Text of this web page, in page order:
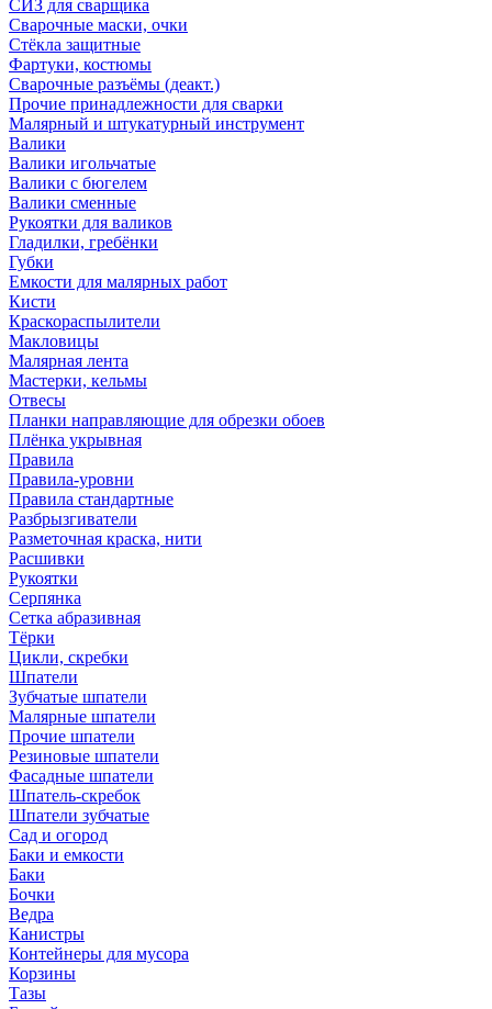
СИЗ для сварщика
Сварочные маски, очки
Стёкла защитные
Фартуки, костюмы
Сварочные разъёмы (деакт.)
Прочие принадлежности для сварки
Малярный и штукатурный инструмент
Валики
Валики игольчатые
Валики с бюгелем
Валики сменные
Рукоятки для валиков
Гладилки, гребёнки
Губки
Емкости для малярных работ
Кисти
Краскораспылители
Макловицы
Малярная лента
Мастерки, кельмы
Отвесы
Планки направляющие для обрезки обоев
Плёнка укрывная
Правила
Правила-уровни
Правила стандартные
Разбрызгиватели
Разметочная краска, нити
Расшивки
Рукоятки
Серпянка
Сетка абразивная
Тёрки
Цикли, скребки
Шпатели
Зубчатые шпатели
Малярные шпатели
Прочие шпатели
Резиновые шпатели
Фасадные шпатели
Шпатель-скребок
Шпатели зубчатые
Сад и огород
Баки и емкости
Баки
Бочки
Ведра
Канистры
Контейнеры для мусора
Корзины
Тазы